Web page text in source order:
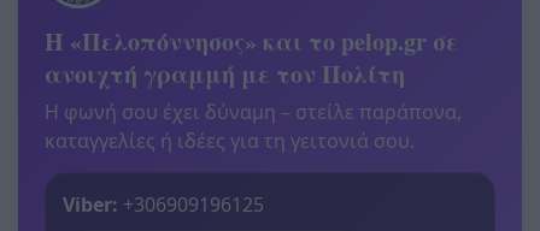
Η «Πελοπόννησος» και το pelop.gr σε
ανοιχτή γραμμή με τον Πολίτη
Η φωνή σου έχει δύναμη – στείλε παράπονα,
καταγγελίες ή ιδέες για τη γειτονιά σου.
Viber: +306909196125